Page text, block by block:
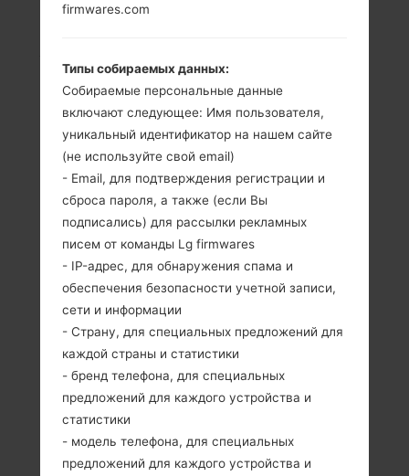
176 x 220 пикселей
(~128 плотность
пикселей на
дюйм)
103 грамм (3.66
унции )
Съемный Li-Ion
Unknown
firmwares.com
Типы собираемых данных:
Собираемые персональные данные
включают следующее: Имя пользователя,
уникальный идентификатор на нашем сайте
(не используйте свой email)
- Email, для подтверждения регистрации и
сброса пароля, а также (если Вы
подписались) для рассылки рекламных
писем от команды Lg firmwares
- IP-адрес, для обнаружения спама и
обеспечения безопасности учетной записи,
сети и информации
- Страну, для специальных предложений для
каждой страны и статистики
- бренд телефона, для специальных
предложений для каждого устройства и
статистики
- модель телефона, для специальных
предложений для каждого устройства и